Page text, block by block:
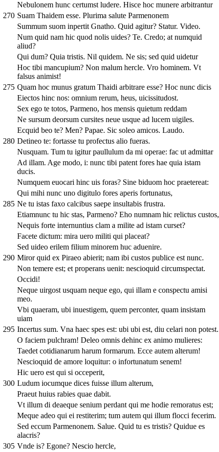
Nebulonem hunc certumst ludere. Hisce hoc munere arbitrantur
270 Suam Thaidem esse. Plurima salute Parmenonem
Summum suom inpertit Gnatho. Quid agitur? Statur. Video.
Num quid nam hic quod nolis uides? Te. Credo; at numquid
aliud?
Qui dum? Quia tristis. Nil quidem. Ne sis; sed quid uidetur
Hoc tibi mancupium? Non malum hercle. Vro hominem. Vt
falsus animist!
275 Quam hoc munus gratum Thaidi arbitrare esse? Hoc nunc dicis
Eiectos hinc nos: omnium rerum, heus, uicissitudost.
Sex ego te totos, Parmeno, hos mensis quietum reddam
Ne sursum deorsum cursites neue usque ad lucem uigiles.
Ecquid beo te? Men? Papae. Sic soleo amicos. Laudo.
280 Detineo te: fortasse tu profectus alio fueras.
Nusquam. Tum tu igitur paullulum da mi operae: fac ut admittar
Ad illam. Age modo, i: nunc tibi patent fores hae quia istam
ducis.
Numquem euocari hinc uis foras? Sine biduom hoc praetereat:
Qui mihi nunc uno digitulo fores aperis fortunatus,
285 Ne tu istas faxo calcibus saepe insultabis frustra.
Etiamnunc tu hic stas, Parmeno? Eho numnam hic relictus custos,
Nequis forte internuntius clam a milite ad istam curset?
Facete dictum: mira uero militi qui placeat?
Sed uideo erilem filium minorem huc aduenire.
290 Miror quid ex Piraeo abierit; nam ibi custos publice est nunc.
Non temere est; et properans uenit: nescioquid circumspectat.
Occidi!
Neque uirgost usquam neque ego, qui illam e conspectu amisi
meo.
Vbi quaeram, ubi inuestigem, quem perconter, quam insistam
uiam
295 Incertus sum. Vna haec spes est: ubi ubi est, diu celari non potest.
O faciem pulchram! Deleo omnis dehinc ex animo mulieres:
Taedet cotidianarum harum formarum. Ecce autem alterum!
Nescioquid de amore loquitur: o infortunatum senem!
Hic uero est qui si occeperit,
300 Ludum iocumque dices fuisse illum alterum,
Praeut huius rabies quae dabit.
Vt illum di deaeque senium perdant qui me hodie remoratus est;
Meque adeo qui ei restiterim; tum autem qui illum flocci fecerim.
Sed eccum Parmenonem. Salue. Quid tu es tristis? Quidue es
alacris?
305 Vnde is? Egone? Nescio hercle,